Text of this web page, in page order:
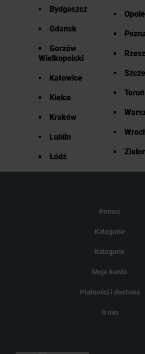
Bydgoszcz
Gdańsk
Gorzów
Wielkopolski
Katowice
Kielce
Kraków
Lublin
Łódź
Opole
Toruń
Pomoc
Kategorie
Kategorie
Moje konto
Płatności i dostawa
O nas